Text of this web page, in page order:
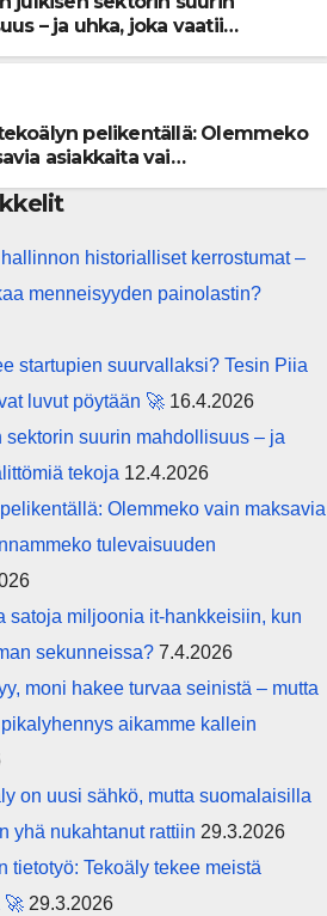
– ja uhka, joka vaatii
pelikentällä: Olemmeko
asiakkaita vai
historialliset kerrostumat –
menneisyyden painolastin?
startupien suurvallaksi? Tesin Piia
luvut pöytään 🚀 16.4.2026
sektorin suurin mahdollisuus – ja
tekoja 12.4.2026
Olemmeko vain maksavia
tulevaisuuden
satoja miljoonia it-hankkeisiin, kun
sekunneissa? 7.4.2026
moni hakee turvaa seinistä – mutta
aikamme kallein
on uusi sähkö, mutta suomalaisilla
yhä nukahtanut rattiin 29.3.2026
tietotyö: Tekoäly tekee meistä
🚀 29.3.2026